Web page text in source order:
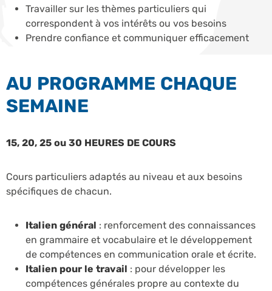
Travailler sur les thèmes particuliers qui
correspondent à vos intérêts ou vos besoins
Prendre confiance et communiquer efficacement
AU PROGRAMME CHAQUE
SEMAINE
15, 20, 25 ou 30 HEURES DE COURS
Cours particuliers adaptés au niveau et aux besoins
spécifiques de chacun.
Italien général : renforcement des connaissances
en grammaire et vocabulaire et le développement
de compétences en communication orale et écrite.
Italien pour le travail : pour développer les
compétences générales propre au contexte du